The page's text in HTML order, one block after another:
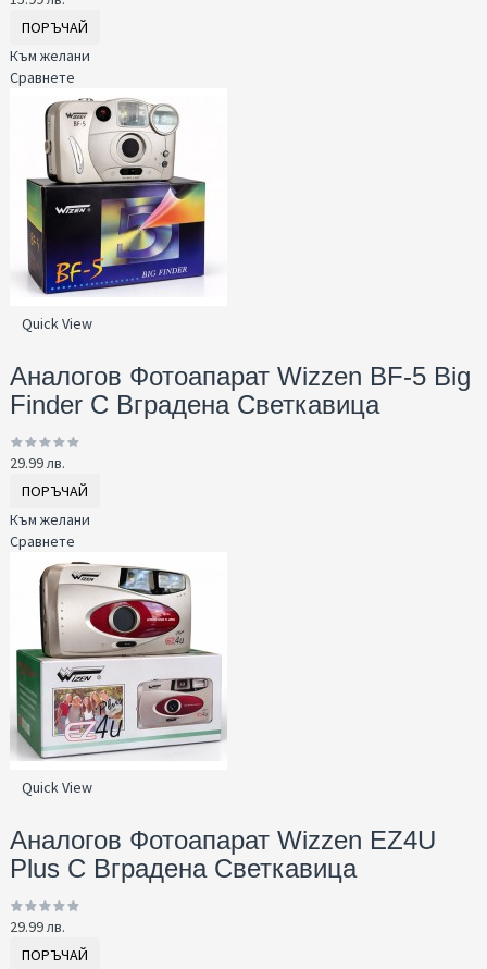
ПОРЪЧАЙ
Към желани
Сравнете
Quick View
Аналогов Фотоапарат Wizzen BF-5 Big
Finder С Вградена Светкавица
29.99 лв.
ПОРЪЧАЙ
Към желани
Сравнете
Quick View
Аналогов Фотоапарат Wizzen EZ4U
Plus С Вграденa Светкавица
29.99 лв.
ПОРЪЧАЙ